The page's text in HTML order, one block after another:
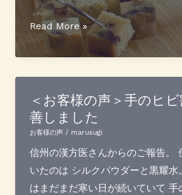
ジ
ン
ジ
ャ
エ
ー
ル
作
り
紅
バ
ナ
ナ
と
キ
ン
ノ
イ
乾
Read More »
＜お客様の声＞手のヒ
善しました
お客様の声/ marusugi
信州の漢方医さんからのご報告。
いたのは シルクパウダーと黒耀水
はまだまだ寒い日が続いていて 手